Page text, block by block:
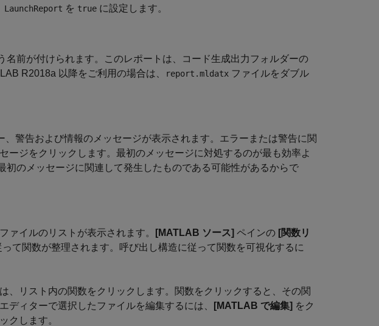
LaunchReport を true に設定します。
名前が付けられます。このレポートは、コード生成出力フォルダーの
R2018a 以降をご利用の場合は、 report.mldatx ファイルをダブル
、警告および情報のメッセージが表示されます。エラーまたは警告に関
ージをクリックします。最初のメッセージに対処するのが最も効率よ
初のメッセージに関連して発生したものである可能性があるからで
ァイルのリストが表示されます。 [MATLAB ソース] ペインの [関数リ
て関数が整理されます。呼び出し構造に従って関数を可視化するに
、リスト内の関数をクリックします。関数をクリックすると、その関
ディターで選択したファイルを編集するには、
[MATLAB で編集] をク
クします。